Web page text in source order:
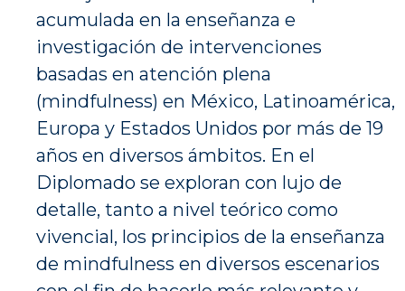
acumulada en la enseñanza e
investigación de intervenciones
basadas en atención plena
(mindfulness) en México, Latinoamérica,
Europa y Estados Unidos por más de 19
años en diversos ámbitos. En el
Diplomado se exploran con lujo de
detalle, tanto a nivel teórico como
vivencial, los principios de la enseñanza
de mindfulness en diversos escenarios